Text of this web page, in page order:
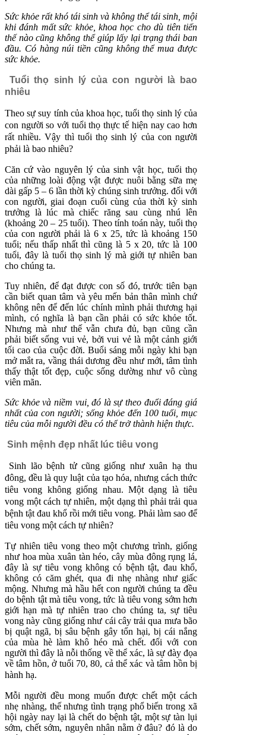
Sức khỏe rất khó tái sinh và không thể tái sinh, mội
khi đánh mất sức khỏe, khoa học cho dù tiên tiến
thế nào cũng không thể giúp lấy lại trạng thái ban
đầu. Có hàng núi tiền cũng không thể mua được
sức khỏe.
Tuổi thọ sinh lý của con người là bao
nhiêu
Theo sự suy tính của khoa học, tuổi thọ sinh lý của
con người so với tuổi thọ thực tế hiện nay cao hơn
rất nhiều. Vậy thì tuổi thọ sinh lý của con người
phải là bao nhiêu?
Căn cứ vào nguyên lý của sinh vật học, tuổi thọ
của những loài động vật được nuôi bằng sữa mẹ
dài gấp 5 – 6 lần thời kỳ chúng sinh trưởng. đối với
con người, giai đoạn cuối cùng của thời kỳ sinh
trưởng là lúc mà chiếc răng sau cùng nhú lên
(khoảng 20 – 25 tuổi). Theo tính toán này, tuổi thọ
của con người phải là 6 x 25, tức là khoảng 150
tuổi; nếu thấp nhất thì cũng là 5 x 20, tức là 100
tuổi, đây là tuổi thọ sinh lý mà giới tự nhiên ban
cho chúng ta.
Tuy nhiên, để đạt được con số đó, trước tiên bạn
cần biết quan tâm và yêu mến bản thân mình chứ
không nên để đến lúc chính mình phải thương hại
mình, có nghĩa là bạn cần phải có sức khỏe tốt.
Nhưng mà như thế vẫn chưa đủ, bạn cũng cần
phải biết sống vui vẻ, bởi vui vẻ là một cảnh giới
tối cao của cuộc đời. Buổi sáng mỗi ngày khi bạn
mở mắt ra, vầng thái dương đều như mới, tâm tình
thấy thật tốt đẹp, cuộc sống dường như vô cùng
viên mãn.
Sức khỏe và niềm vui, đó là sự theo đuổi đáng giá
nhất của con người; sống khỏe đến 100 tuổi, mục
tiêu của mỗi người đều có thể trở thành hiện thực.
Sinh mệnh đẹp nhất lúc tiêu vong
Sinh lão bệnh tử cũng giống như xuân hạ thu
đông, đều là quy luật của tạo hóa, nhưng cách thức
tiêu vong không giống nhau. Một dạng là tiêu
vong một cách tự nhiên, một dạng thì phải trải qua
bệnh tật đau khổ rồi mới tiêu vong. Phải làm sao để
tiêu vong một cách tự nhiên?
Tự nhiên tiêu vong theo một chương trình, giống
như hoa mùa xuân tàn héo, cây mùa đông rụng lá,
đây là sự tiêu vong không có bệnh tật, đau khổ,
không có căm ghét, qua đi nhẹ nhàng như giấc
mộng. Nhưng mà hầu hết con người chúng ta đều
do bệnh tật mà tiêu vong, tức là tiêu vong sớm hơn
giới hạn mà tự nhiên trao cho chúng ta, sự tiêu
vong này cũng giống như cái cây trải qua mưa bão
bị quật ngã, bị sâu bệnh gây tổn hại, bị cái nắng
của mùa hè làm khô héo mà chết. đối với con
người thì đây là nỗi thống về thể xác, là sự đày đọa
về tâm hồn, ở tuổi 70, 80, cả thể xác và tâm hồn bị
hành hạ.
Mỗi người đều mong muốn được chết một cách
nhẹ nhàng, thế nhưng tình trạng phổ biến trong xã
hội ngày nay lại là chết do bệnh tật, một sự tàn lụi
sớm, chết sớm, nguyên nhân nằm ở đâu? đó là do